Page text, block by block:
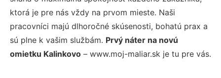
ktorá je pre nás vždy na prvom mieste. Naši
pracovníci majú dlhoročné skúsenosti, bohatú prax a
sú plne k vašim službám. Prvý náter na novú
omietku Kalinkovo – www.moj-maliar.sk je tu pre vás.